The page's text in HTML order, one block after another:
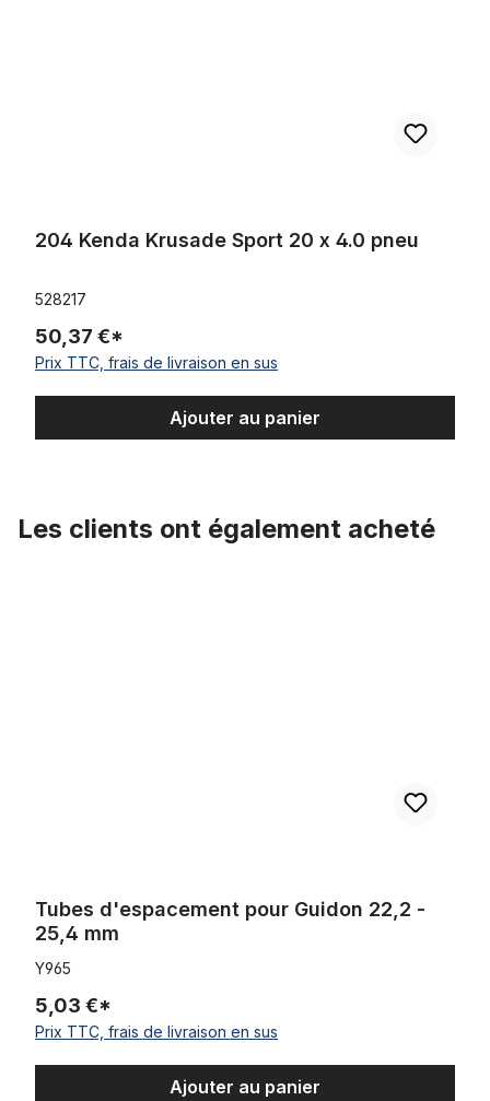
204 Kenda Krusade Sport 20 x 4.0 pneu
528217
50,37 €*
Prix TTC, frais de livraison en sus
Ajouter au panier
Les clients ont également acheté
Tubes d'espacement pour Guidon 22,2 -
25,4 mm
Y965
5,03 €*
Prix TTC, frais de livraison en sus
Ajouter au panier